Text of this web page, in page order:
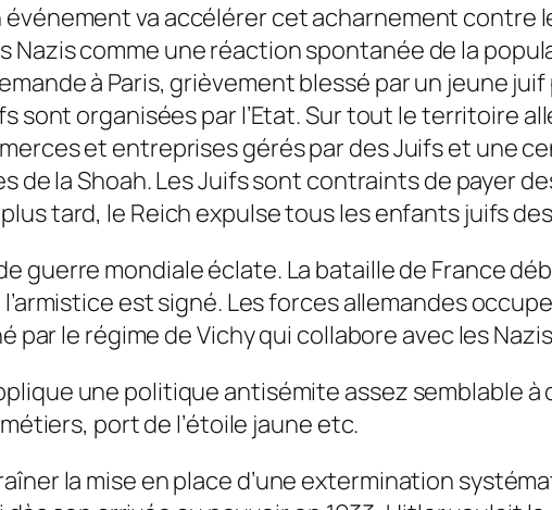
événement va accélérer cet acharnement contre
comme une réaction spontanée de la
à Paris, grièvement blessé par un jeune
sont organisées par l’Etat. Sur tout le territoire
et entreprises gérés par des Juifs et une
de la Shoah. Les Juifs sont contraints de payer
tard, le Reich expulse tous les enfants juifs
guerre mondiale éclate. La bataille de France
est signé. Les forces allemandes
le régime de Vichy qui collabore avec les
une politique antisémite assez semblable à
port de l’étoile jaune etc.
la mise en place d’une extermination